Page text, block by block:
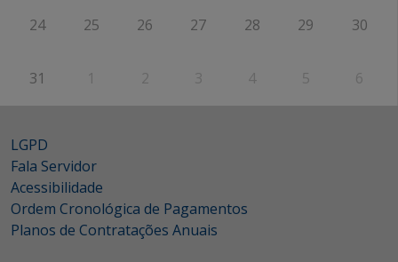
24 25 26 27 28 29 30
31 1 2 3 4 5 6
LGPD
Fala Servidor
Acessibilidade
Ordem Cronológica de Pagamentos
Planos de Contratações Anuais